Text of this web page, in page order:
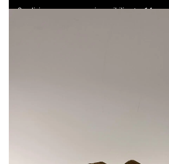
Spedizione express e resi possibili entro 14 gg